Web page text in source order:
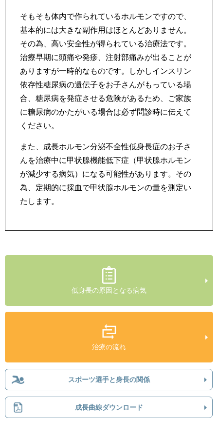
そもそも体内で作られているホルモンですので、
基本的には大きな副作用はほとんどありません。
その為、高い安全性が得られている治療法です。
治療早期に頭痛や発疹、注射部痛みが出ることが
ありますが一時的なものです。しかしインスリン
依存性糖尿病の遺伝子をお子さんがもっている場
合、糖尿病を発症させる危険があるため、ご家族
に糖尿病のかたがいる場合は必ず問診時に伝えて
ください。
また、成長ホルモン分泌不全性低身長症のお子さ
んを治療中に甲状腺機能低下症（甲状腺ホルモン
が減少する病気）になる可能性があります。その
為、定期的に採血で甲状腺ホルモンの量を測定い
たします。
低身長の原因となる病気
治療の流れ
スポーツ選手と身長の関係
成長曲線ダウンロード